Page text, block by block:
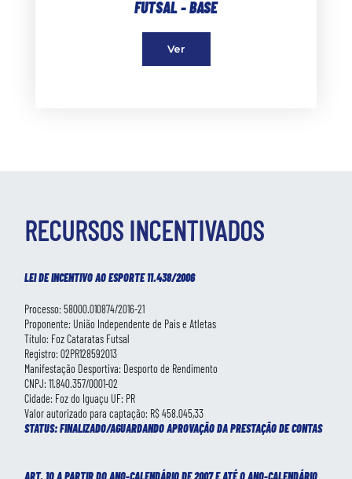
FUTSAL - BASE
Ver
RECURSOS INCENTIVADOS
LEI DE INCENTIVO AO ESPORTE 11.438/2006
Processo: 58000.010874/2016-21
Proponente: União Independente de Pais e Atletas
Título: Foz Cataratas Futsal
Registro: 02PR128592013
Manifestação Desportiva: Desporto de Rendimento
CNPJ: 11.840.357/0001-02
Cidade: Foz do Iguaçu UF: PR
Valor autorizado para captação: R$ 458.045,33
STATUS: FINALIZADO/AGUARDANDO APROVAÇÃO DA PRESTAÇÃO DE CONTAS
ART. 1O A PARTIR DO ANO-CALENDÁRIO DE 2007 E ATÉ O ANO-CALENDÁRIO